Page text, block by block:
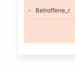
Betroffene_r